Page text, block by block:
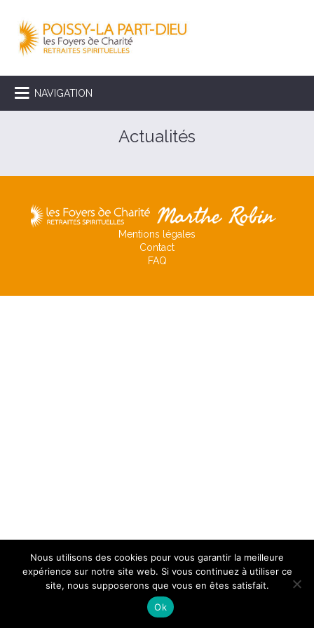
NAVIGATION
Actualités
Mentions légales
Contact
FAQ
Nous utilisons des cookies pour vous garantir la meilleure
expérience sur notre site web. Si vous continuez à utiliser ce
site, nous supposerons que vous en êtes satisfait.
Ok